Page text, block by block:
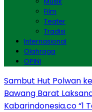
Film
Teater
Tradisi
Internasional
Olahraga
OPINI
Sambut Hut Polwan
Bawang Barat
Kabarindonesia.co “1